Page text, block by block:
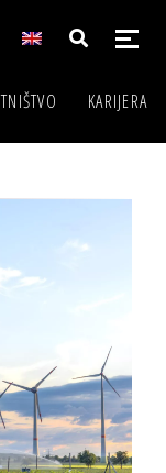
KARIJERA